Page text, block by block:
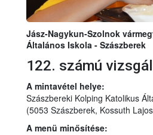
Jász-Nagykun-Szolnok
Általános Iskola - Szászberek
122. számú
A mintavétel helye:
Szászbereki Kolping Katolikus
(5053 Szászberek, Kossuth
A menü minősítése: